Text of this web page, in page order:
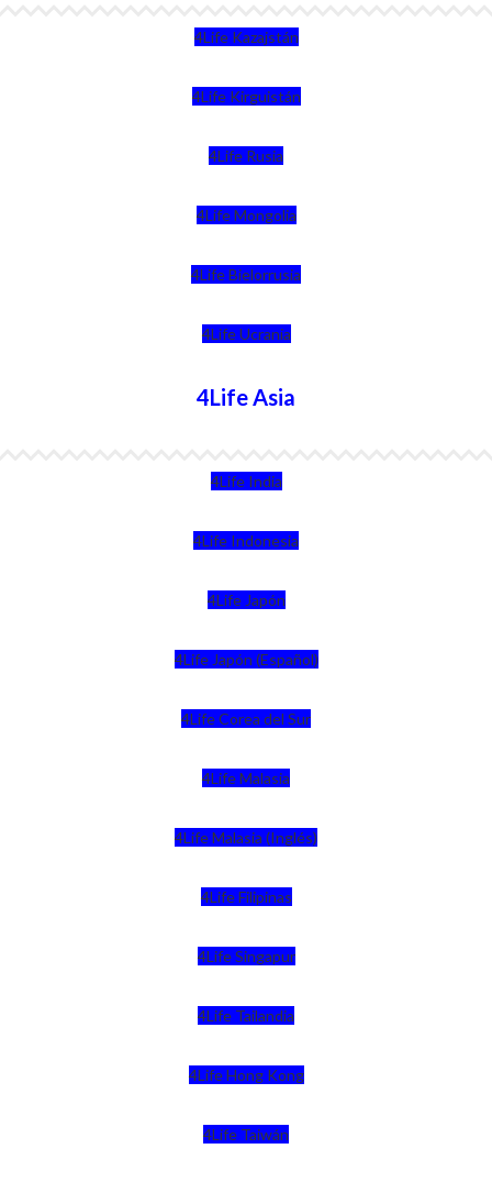
4Life Kazajstán
4Life Kirguistán
4Life Rusia
4Life Mongolia
4Life Bielorrusia
4Life Ucrania
4Life Asia
4Life India
4Life Indonesia
4Life Japón
4Life Japón (Español)
4Life Corea del Sur
4Life Malasia
4Life Malasia (Inglés)
4Life Filipinas
4Life Singapur
4Life Tailandia
4Life Hong Kong
4Life Taiwán